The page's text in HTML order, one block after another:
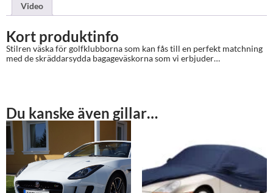
Video
Kort produktinfo
Stilren väska för golfklubborna som kan fås till en perfekt matchning
med de skräddarsydda bagageväskorna som vi erbjuder…
Du kanske även gillar…